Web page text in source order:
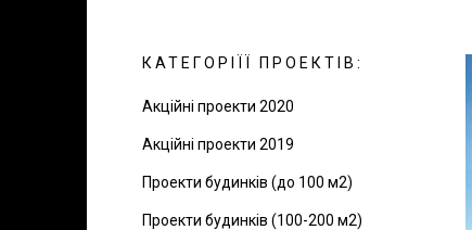
КАТЕГОРІЇЇ ПРОЕКТІВ:
Акційні проекти 2020
Акційні проекти 2019
Проекти будинків (до 100 м2)
Проекти будинків (100-200 м2)